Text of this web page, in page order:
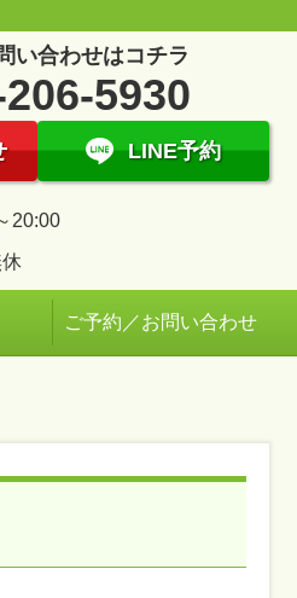
い合わせはコチラ
5930
LINE予約
20:00
ご予約／お問い合わせ